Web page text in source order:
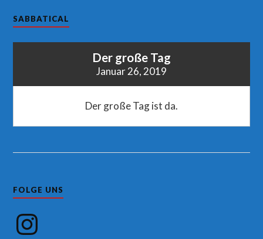
SABBATICAL
Der große Tag
Januar 26, 2019
Der große Tag ist da.
FOLGE UNS
Instagram